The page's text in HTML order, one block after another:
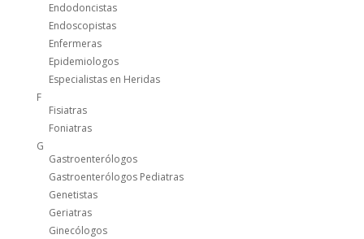
Endodoncistas
Endoscopistas
Enfermeras
Epidemiologos
Especialistas en Heridas
F
Fisiatras
Foniatras
G
Gastroenterólogos
Gastroenterólogos Pediatras
Genetistas
Geriatras
Ginecólogos